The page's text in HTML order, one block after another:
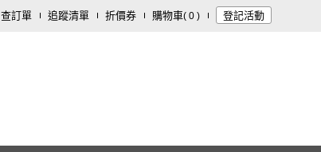
查訂單 追蹤清單 折價券 購物車( 0 ) 登記活動